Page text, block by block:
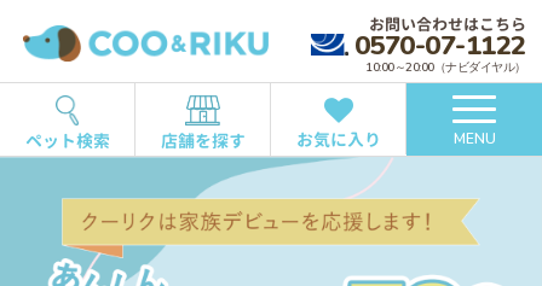
お問い合わせはこちら
0570-07-1122
10:00～20:00（ナビダイヤル）
ペット検索 店舗を探す お気に入り MENU